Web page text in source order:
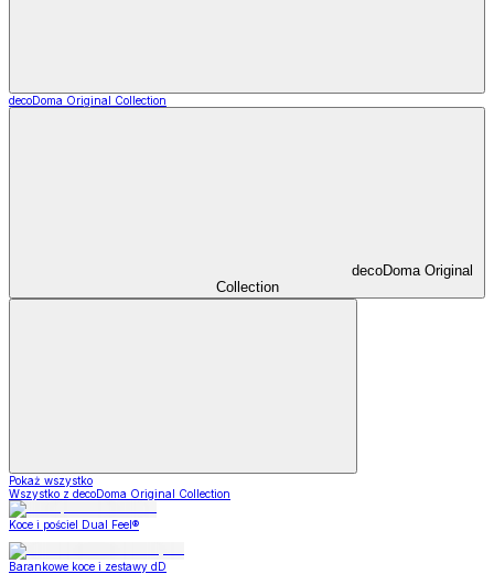
decoDoma Original Collection
decoDoma Original
Collection
Pokaż wszystko
Wszystko z decoDoma Original Collection
Koce i pościel Dual Feel®
Barankowe koce i zestawy dD